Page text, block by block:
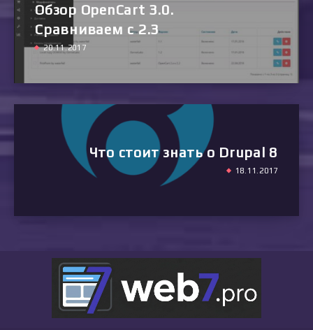
Обзор OpenCart 3.0.
Сравниваем с 2.3
20.11.2017
Что стоит знать о Drupal 8
18.11.2017